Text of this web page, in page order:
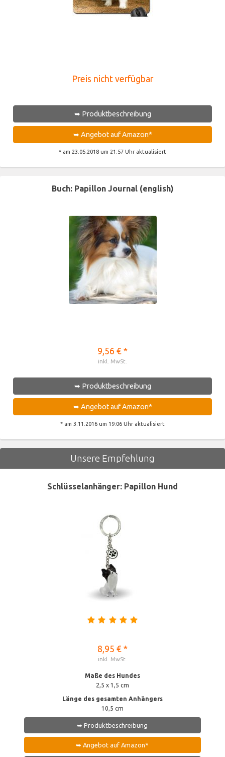
Preis nicht verfügbar
➥ Produktbeschreibung
➥ Angebot auf Amazon*
* am 23.05.2018 um 21:57 Uhr aktualisiert
Buch: Papillon Journal (english)
9,56 € *
inkl. MwSt.
➥ Produktbeschreibung
➥ Angebot auf Amazon*
* am 3.11.2016 um 19:06 Uhr aktualisiert
Unsere Empfehlung
Schlüsselanhänger: Papillon Hund
8,95 € *
inkl. MwSt.
Maße des Hundes
2,5 x 1,5 cm
Länge des gesamten Anhängers
10,5 cm
➥ Produktbeschreibung
➥ Angebot auf Amazon*